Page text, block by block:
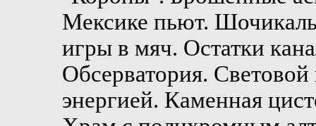
Мексике пьют.
игры в мяч. Остатки
Обсерватория. Световой
энергией. Каменная